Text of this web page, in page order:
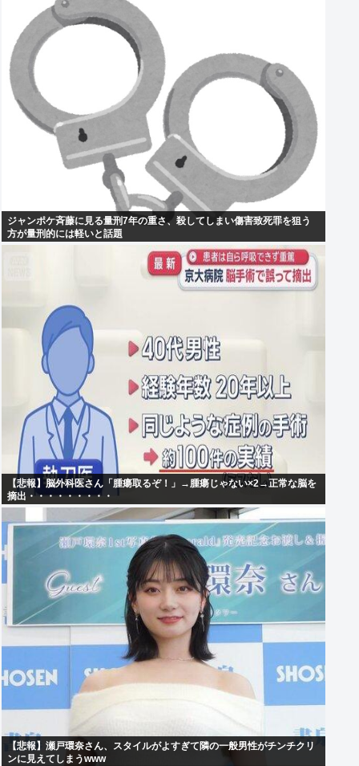
ジャンポケ斉藤に見る量刑7年の重さ、殺してしまい傷害致死罪を狙う
方が量刑的には軽いと話題
【悲報】脳外科医さん「腫瘍取るぞ！」→腫瘍じゃない×2→正常な脳を
摘出・・・・・・・・・
【悲報】瀬戸環奈さん、スタイルがよすぎて隣の一般男性がチンチクリ
ンに見えてしまうwww